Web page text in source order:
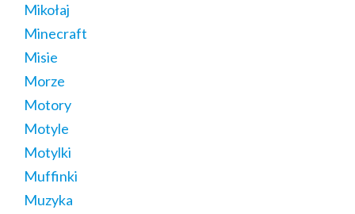
Mikołaj
Minecraft
Misie
Morze
Motory
Motyle
Motylki
Muffinki
Muzyka